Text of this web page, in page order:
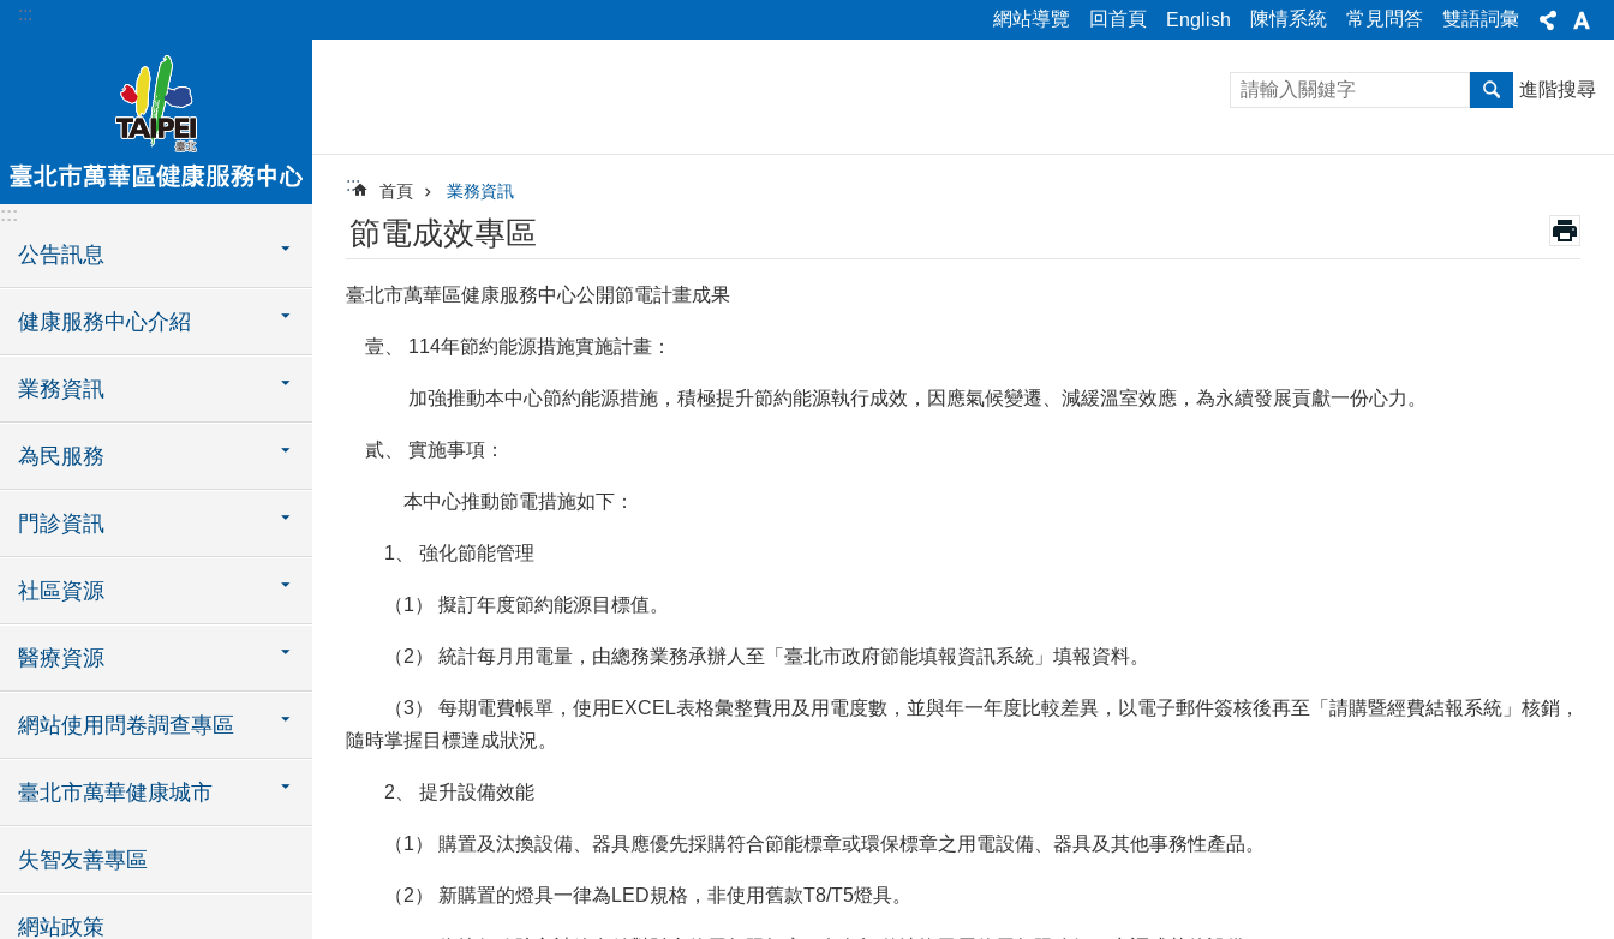
跳到主要內容區塊
::: 網站導覽 回首頁 English 陳情系統 常見問答 雙語詞彙
:::
公告訊息
健康服務中心介紹
業務資訊
為民服務
門診資訊
社區資源
醫療資源
網站使用問卷調查專區
臺北市萬華健康城市
失智友善專區
網站政策
進階搜尋
::: 首頁 業務資訊
節電成效專區
臺北市萬華區健康服務中心公開節電計畫成果
壹、 114年節約能源措施實施計畫：
加強推動本中心節約能源措施，積極提升節約能源執行成效，因應氣候變遷、減緩溫室效應，為永續發展貢獻一份心力。
貳、 實施事項：
本中心推動節電措施如下：
1、 強化節能管理
（1） 擬訂年度節約能源目標值。
（2） 統計每月用電量，由總務業務承辦人至「臺北市政府節能填報資訊系統」填報資料。
（3） 每期電費帳單，使用EXCEL表格彙整費用及用電度數，並與年一年度比較差異，以電子郵件簽核後再至「請購暨經費結報系統」核銷，
隨時掌握目標達成狀況。
2、 提升設備效能
（1） 購置及汰換設備、器具應優先採購符合節能標章或環保標章之用電設備、器具及其他事務性產品。
（2） 新購置的燈具一律為LED規格，非使用舊款T8/T5燈具。